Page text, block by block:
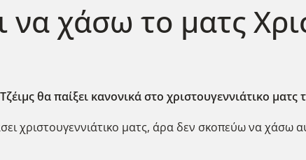
να χάσω το ματς
θα παίξει κανονικά στο χριστουγεννιάτικο
χριστουγεννιάτικο ματς, άρα δεν σκοπεύω να χάσω